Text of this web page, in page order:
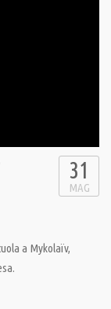
31
MAG
a Mykolaïv,